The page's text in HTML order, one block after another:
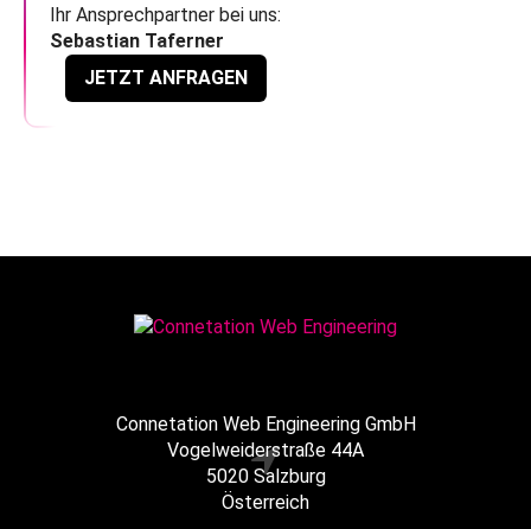
Ihr Ansprechpartner bei uns:
Sebastian Taferner
JETZT ANFRAGEN
Connetation Web Engineering GmbH
Vogelweiderstraße 44A
5020 Salzburg
Österreich